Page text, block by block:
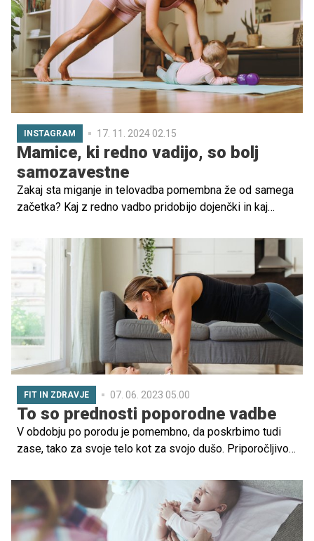
INSTAGRAM 17. 11. 2024 02.15
Mamice, ki redno vadijo, so bolj
samozavestne
Zakaj sta miganje in telovadba pomembna že od samega
začetka? Kaj z redno vadbo pridobijo dojenčki in kaj
kakšne so lahko posledice nepravilnega izvajanja vaj? O
vsem tem smo se pogovarjali z Nino V. Pečnik,
certificirano inštruktorico za masažo dojenčkov z
mednarodno licenco IAIM, certificirano inštruktorico za
masažo otrok z mednarodno licenco MISP in certificirano
inštruktorico joge za otroke (YAI), certificirano vaditeljico
varne vadbe za mamice in dojenčke, BFM praktikantko,
predavateljico v šoli za starše in organizatorko uspešnih
mednarodnih strokovnih seminarjev za inštruktorje.
FIT IN ZDRAVJE 07. 06. 2023 05.00
To so prednosti poporodne vadbe
V obdobju po porodu je pomembno, da poskrbimo tudi
zase, tako za svoje telo kot za svojo dušo. Priporočljivo
zanesljivo vrnili v formo in se mentalno tudi razbremenili.
O prednostih poporodne vadbe smo se pogovarjali s
profesorico športne vzgoje in inštruktorico poporodne
vadbe.